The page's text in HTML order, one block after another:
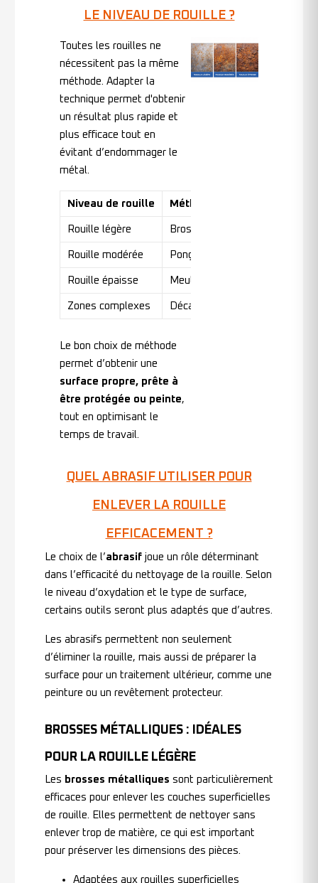
LE NIVEAU DE ROUILLE ?
Toutes les rouilles ne
nécessitent pas la même
méthode. Adapter la
technique permet d'obtenir
un résultat plus rapide et
plus efficace tout en
évitant d’endommager le
métal.
Niveau de rouille Méthode recommandée
Rouille légère Brossage métallique
Rouille modérée Ponçage abrasif
Rouille épaisse Meulage
Zones complexes Décapage chimique
Le bon choix de méthode
permet d’obtenir une
surface propre, prête à
être protégée ou peinte,
tout en optimisant le
temps de travail.
QUEL ABRASIF UTILISER POUR
ENLEVER LA ROUILLE
EFFICACEMENT ?
Le choix de l’abrasif joue un rôle déterminant
dans l’efficacité du nettoyage de la rouille. Selon
le niveau d’oxydation et le type de surface,
certains outils seront plus adaptés que d’autres.
Les abrasifs permettent non seulement
d’éliminer la rouille, mais aussi de préparer la
surface pour un traitement ultérieur, comme une
peinture ou un revêtement protecteur.
BROSSES MÉTALLIQUES : IDÉALES
POUR LA ROUILLE LÉGÈRE
Les brosses métalliques sont particulièrement
efficaces pour enlever les couches superficielles
de rouille. Elles permettent de nettoyer sans
enlever trop de matière, ce qui est important
pour préserver les dimensions des pièces.
Adaptées aux rouilles superficielles